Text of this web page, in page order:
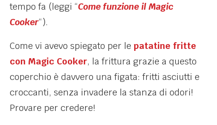
tempo fa (leggi “Come funzione il Magic
Cooker“).
Come vi avevo spiegato per le patatine fritte
con Magic Cooker, la frittura grazie a questo
coperchio è davvero una figata: fritti asciutti e
croccanti, senza invadere la stanza di odori!
Provare per credere!